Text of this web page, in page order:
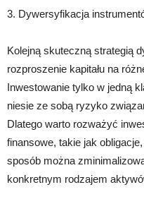
3. Dywersyfikacja
Kolejną skuteczną strategią
rozproszenie kapitału na
Inwestowanie tylko w jedną
niesie ze sobą ryzyko
Dlatego warto rozważyć
finansowe, takie jak
sposób można
konkretnym rodzajem